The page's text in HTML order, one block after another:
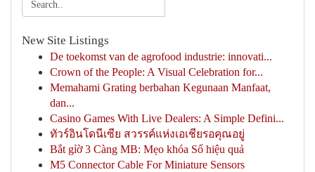
New Site Listings
De toekomst van de agrofood industrie: innovati...
Crown of the People: A Visual Celebration for...
Memahami Grating berbahan Kegunaan Manfaat,
dan...
Casino Games With Live Dealers: A Simple Defini...
ทัวร์อินโดนีเซีย สวรรค์แห่งเอเชียรอคุณอยู่
Bắt gỉờ 3 Càng MB: Mẹo khóa Số hiệu quả
M5 Connector Cable For Miniature Sensors